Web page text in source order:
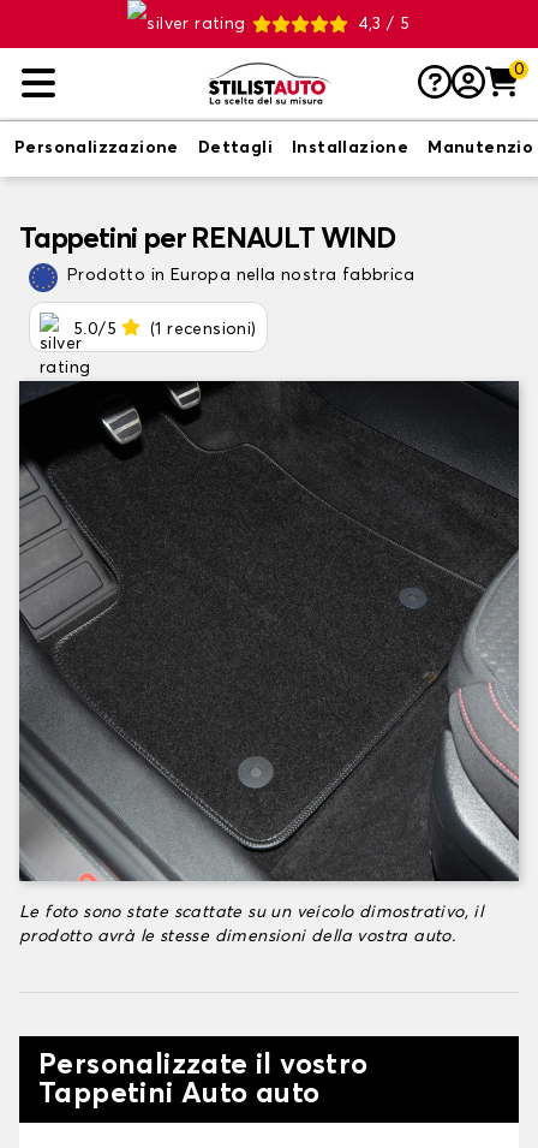
4,3 / 5
0
Personalizzazione Dettagli Installazione
Tappetini per RENAULT WIND
Prodotto in Europa nella nostra fabbrica
5.0/5 (1 recensioni)
Le foto sono state scattate su un veicolo dimostrativo, il
prodotto avrà le stesse dimensioni della vostra auto.
Personalizzate il vostro
Tappetini Auto auto